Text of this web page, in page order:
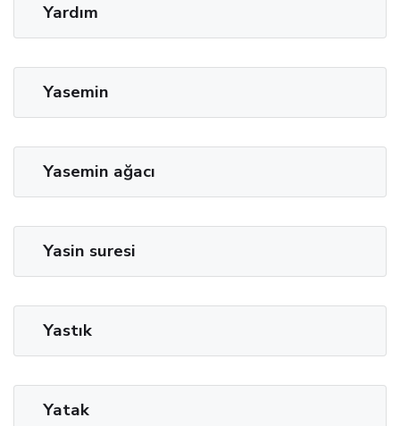
Yardım
Yasemin
Yasemin ağacı
Yasin suresi
Yastık
Yatak